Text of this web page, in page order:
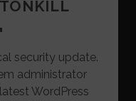
MOLS
security update.
administrator
WordPress